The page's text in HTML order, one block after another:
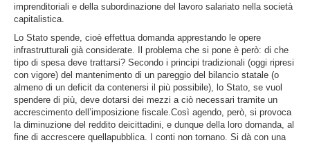
imprenditoriali e della subordinazione del lavoro salariato nella società
capitalistica.
Lo Stato spende, cioè effettua domanda apprestando le opere
infrastrutturali già considerate. Il problema che si pone è però: di che
tipo di spesa deve trattarsi? Secondo i principi tradizionali (oggi ripresi
con vigore) del mantenimento di un pareggio del bilancio statale (o
almeno di un deficit da contenersi il più possibile), lo Stato, se vuol
spendere di più, deve dotarsi dei mezzi a ciò necessari tramite un
accrescimento dell’imposizione fiscale.Così agendo, però, si provoca
la diminuzione del reddito deicittadini, e dunque della loro domanda, al
fine di accrescere quellapubblica. I conti non tornano. Si dà con una